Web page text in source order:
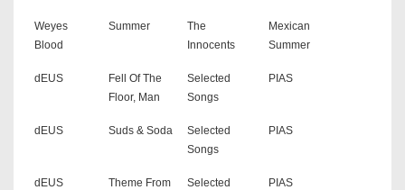
Weyes
Blood
Summer
The
Innocents
Mexican
Summer
dEUS
Fell Of The
Floor, Man
Selected
Songs
PIAS
dEUS Suds & Soda
Selected
Songs
PIAS
dEUS
Theme From
Selected
PIAS